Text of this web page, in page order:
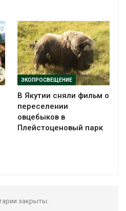
ЭКОПРОСВЕЩЕНИЕ
В Якутии сняли фильм о
переселении
овцебыков в
Плейстоценовый парк
закрыты.